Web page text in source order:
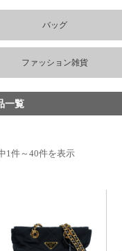
バッグ
ファッション雑貨
一覧
1件～40件を表示